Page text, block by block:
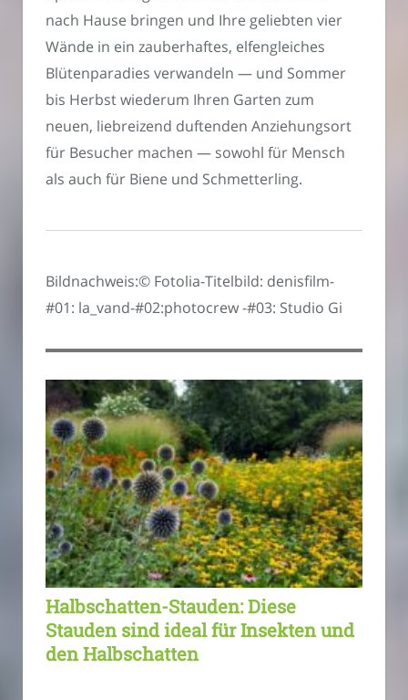
nach Hause bringen und Ihre geliebten vier
Wände in ein zauberhaftes, elfengleiches
Blütenparadies verwandeln — und Sommer
bis Herbst wiederum Ihren Garten zum
neuen, liebreizend duftenden Anziehungsort
für Besucher machen — sowohl für Mensch
als auch für Biene und Schmetterling.
Bildnachweis:© Fotolia-Titelbild: denisfilm-
#01: la_vand-#02:photocrew -#03: Studio Gi
Halbschatten-Stauden: Diese
Stauden sind ideal für Insekten und
den Halbschatten